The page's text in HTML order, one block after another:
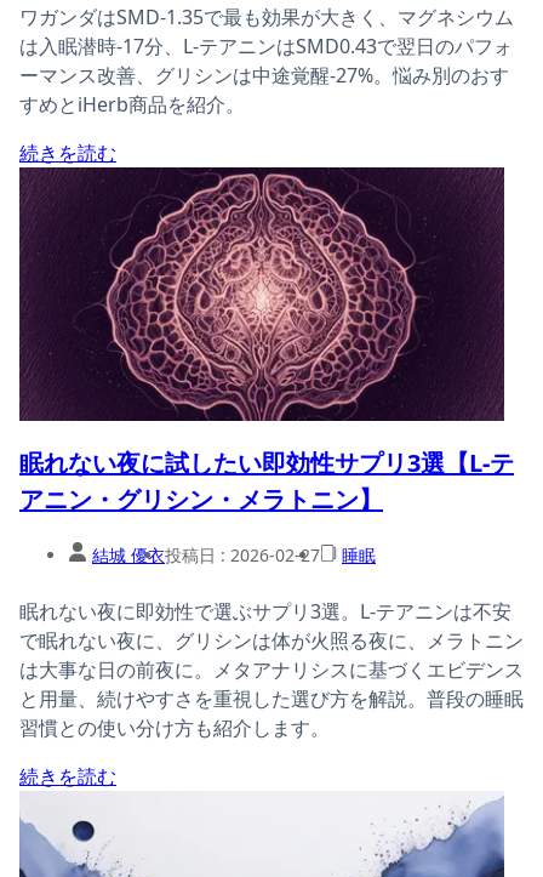
ワガンダはSMD-1.35で最も効果が大きく、マグネシウム
は入眠潜時-17分、L-テアニンはSMD0.43で翌日のパフォ
ーマンス改善、グリシンは中途覚醒-27%。悩み別のおす
すめとiHerb商品を紹介。
続きを読む
眠れない夜に試したい即効性サプリ3選【L-テ
アニン・グリシン・メラトニン】
結城 優衣投稿日 : 2026-02-27 睡眠
眠れない夜に即効性で選ぶサプリ3選。L-テアニンは不安
で眠れない夜に、グリシンは体が火照る夜に、メラトニン
は大事な日の前夜に。メタアナリシスに基づくエビデンス
と用量、続けやすさを重視した選び方を解説。普段の睡眠
習慣との使い分け方も紹介します。
続きを読む